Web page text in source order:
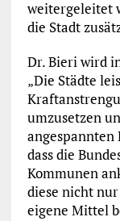
weitergeleitet
die Stadt
Dr. Bieri wird
„Die Städte
umzusetzen
angespannten
dass die
Kommunen
diese nicht
eigene Mittel